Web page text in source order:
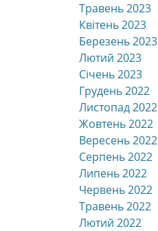
Травень 2023
Квітень 2023
Березень 2023
Лютий 2023
Січень 2023
Грудень 2022
Листопад 2022
Жовтень 2022
Вересень 2022
Серпень 2022
Липень 2022
Червень 2022
Травень 2022
Лютий 2022